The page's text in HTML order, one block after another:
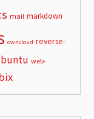
mail markdown
owncloud reverse-
web-